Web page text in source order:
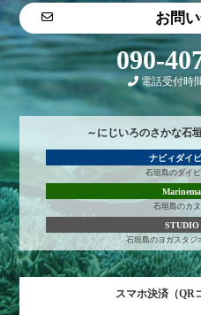
お問
090-
電話受付時
～にじいろのさかな石
ナビィダイ
石垣島のダイ
石垣島のカ
石垣島のヨガスタジ
スマホ決済（QR